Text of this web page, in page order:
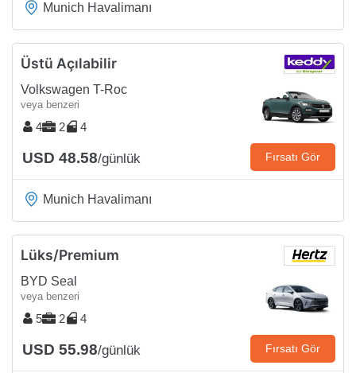
Munich Havalimanı
Üstü Açılabilir
Volkswagen T-Roc
veya benzeri
4 2 4
USD 48.58/günlük Fırsatı Gör
Munich Havalimanı
Lüks/Premium
BYD Seal
veya benzeri
5 2 4
USD 55.98/günlük Fırsatı Gör